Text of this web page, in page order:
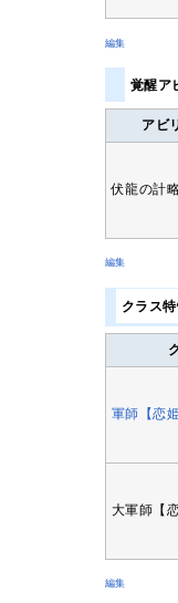
編集
覚醒ア
アビ
伏龍の計
編集
クラス
軍師【恋姫
大軍師【恋
編集